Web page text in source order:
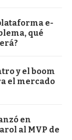
e-
qué
y el boom
el mercado
en
al MVP de